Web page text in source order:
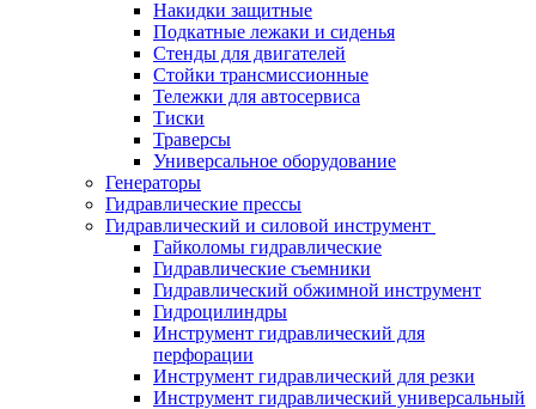
Накидки защитные
Подкатные лежаки и сиденья
Стенды для двигателей
Стойки трансмиссионные
Тележки для автосервиса
Тиски
Траверсы
Универсальное оборудование
Генераторы
Гидравлические прессы
Гидравлический и силовой инструмент
Гайколомы гидравлические
Гидравлические съемники
Гидравлический обжимной инструмент
Гидроцилиндры
Инструмент гидравлический для
перфорации
Инструмент гидравлический для резки
Инструмент гидравлический универсальный